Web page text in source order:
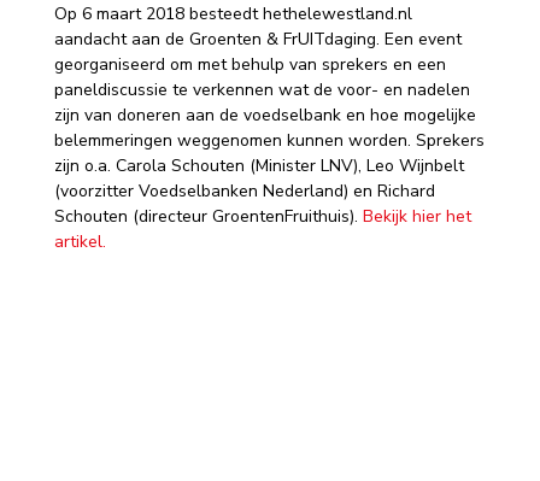
Op 6 maart 2018 besteedt hethelewestland.nl
aandacht aan de Groenten & FrUITdaging. Een event
georganiseerd om met behulp van sprekers en een
paneldiscussie te verkennen wat de voor- en nadelen
zijn van doneren aan de voedselbank en hoe mogelijke
belemmeringen weggenomen kunnen worden. Sprekers
zijn o.a. Carola Schouten (Minister LNV), Leo Wijnbelt
(voorzitter Voedselbanken Nederland) en Richard
Schouten (directeur GroentenFruithuis). Bekijk hier het
artikel.